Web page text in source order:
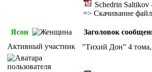
Schedrin
=> Скачивание
Ясон Заголовок
Активный участник
"Тихий Дон" 4